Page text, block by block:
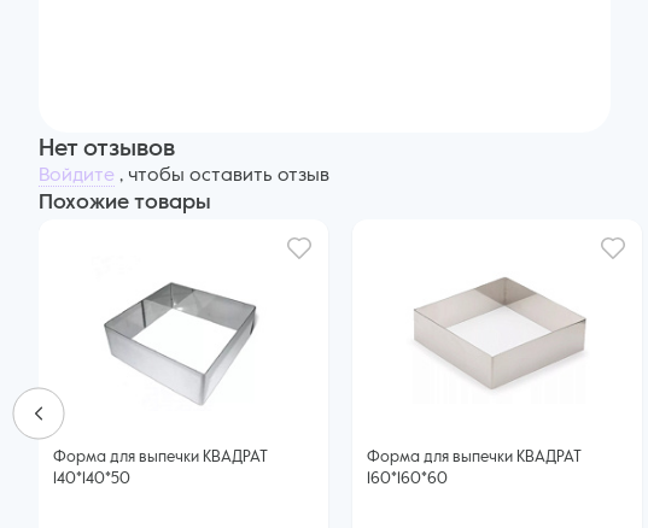
Нет отзывов
Войдите , чтобы оставить отзыв
Похожие товары
Форма для выпечки КВАДРАТ
140*140*50
Форма для выпечки КВАДРАТ
160*160*60